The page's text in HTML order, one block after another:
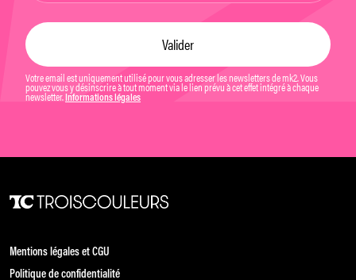
Votre email est uniquement utilisé pour vous adresser les newsletters de mk2. Vous
pouvez vous y désinscrire à tout moment via le lien prévu à cet effet intégré à chaque
newsletter. Informations légales
Mentions légales et CGU
Politique de confidentialité